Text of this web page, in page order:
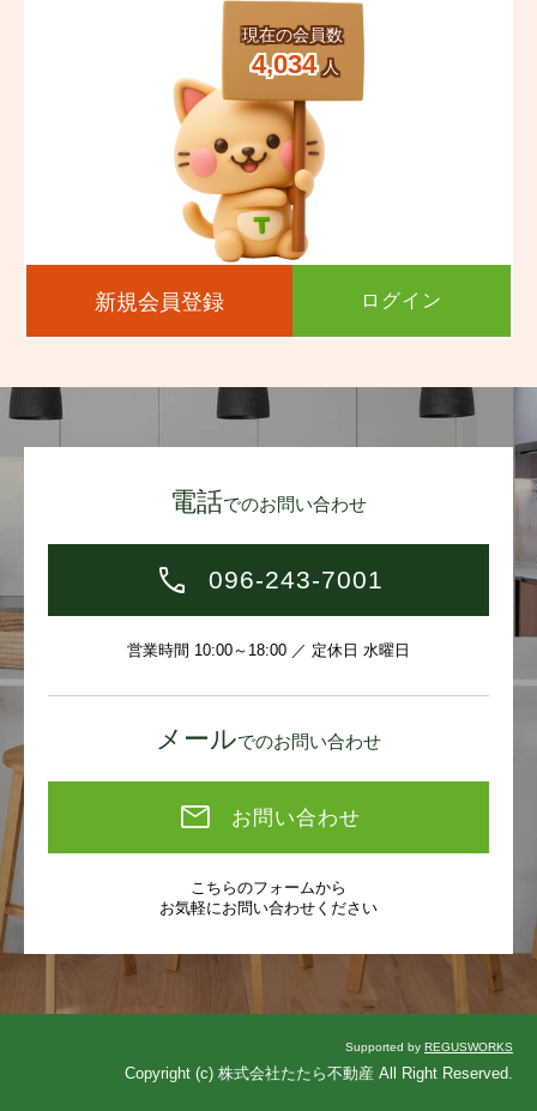
現在の会員数
4,034 人
新規会員登録 ログイン
電話でのお問い合わせ
096-243-7001
営業時間 10:00～18:00 ／ 定休日 水曜日
メールでのお問い合わせ
お問い合わせ
こちらのフォームから
お気軽にお問い合わせください
Supported by REGUSWORKS
Copyright (c) 株式会社たたら不動産 All Right Reserved.